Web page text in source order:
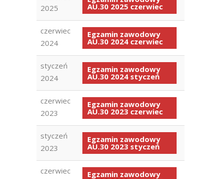
2025
AU.30 2025 czerwiec
czerwiec
2024
Egzamin zawodowy
AU.30 2024 czerwiec
styczeń
2024
Egzamin zawodowy
AU.30 2024 styczeń
czerwiec
2023
Egzamin zawodowy
AU.30 2023 czerwiec
styczeń
2023
Egzamin zawodowy
AU.30 2023 styczeń
czerwiec
Egzamin zawodowy